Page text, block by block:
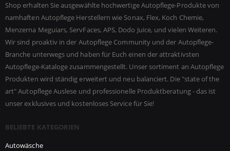
Shop erhalten Sie ausgewählte hochwertige Autopflege-Produkte von
namhaften Autopflege Herstellern wie Sonax, Flex, Koch Chemie,
Menzerna Meguiars, ServFaces, APS, Dodo Juice, und vielen Weiteren.
Wir sind proaktiv in der Autopflege Community und der Autopflege-
Branche unterwegs und haben für Euch einen der attraktivsten
Autopflege-Kataloge zusammengestellt. Unser sortiment an Autopflege
Produkten wird ständig erweitert und neu balanciert. Die "state of the
art" Autopflege Auslese und professionelle Produktberatung - das ist
unser exklusives und kostenloses Service für Sie!
BELIEBTE KATEGORIEN
Autowäsche